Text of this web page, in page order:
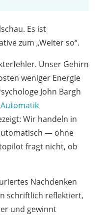
Es ist
zum „Weiter so“.
Unser Gehirn
weniger Energie
John Bargh
Wir handeln in
— ohne
fragt nicht, ob
Nachdenken
schriftlich reflektiert,
und gewinnt